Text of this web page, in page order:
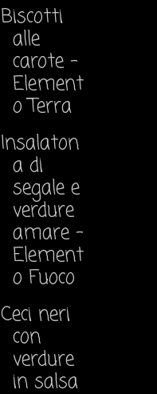
Biscotti
alle
carote -
Element
o Terra
Insalaton
a di
segale e
verdure
amare -
Element
o Fuoco
Ceci neri
con
verdure
in salsa